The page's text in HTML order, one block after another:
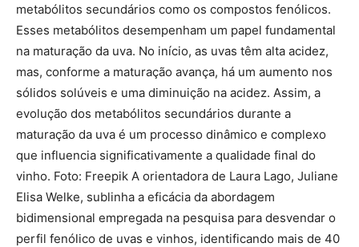
metabólitos secundários como os compostos fenólicos.
Esses metabólitos desempenham um papel fundamental
na maturação da uva. No início, as uvas têm alta acidez,
mas, conforme a maturação avança, há um aumento nos
sólidos solúveis e uma diminuição na acidez. Assim, a
evolução dos metabólitos secundários durante a
maturação da uva é um processo dinâmico e complexo
que influencia significativamente a qualidade final do
vinho. Foto: Freepik A orientadora de Laura Lago, Juliane
Elisa Welke, sublinha a eficácia da abordagem
bidimensional empregada na pesquisa para desvendar o
perfil fenólico de uvas e vinhos, identificando mais de 40